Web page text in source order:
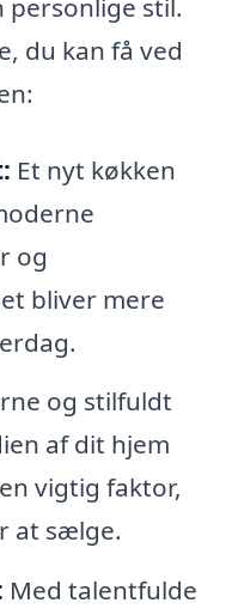
stil.
du kan få ved
Et nyt køkken
og
bliver mere
og stilfuldt
af dit hjem
vigtig faktor,
at sælge.
Med talentfulde